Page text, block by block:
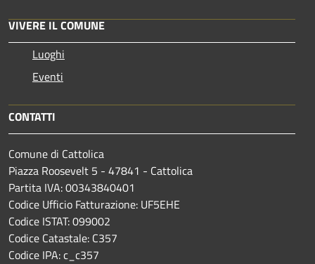
VIVERE IL COMUNE
Luoghi
Eventi
CONTATTI
Comune di Cattolica
Piazza Roosevelt 5 - 47841 - Cattolica
Partita IVA: 00343840401
Codice Ufficio Fatturazione: UF5EHE
Codice ISTAT: 099002
Codice Catastale: C357
Codice IPA: c_c357